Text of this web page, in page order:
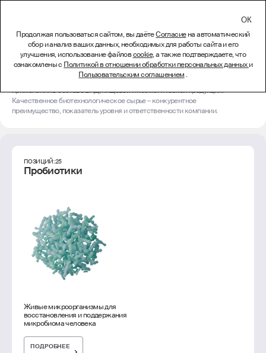
Сырьё
Биотехнологические субстанции производятся с использованием легко
возобновляемых ресурсов и эффективны в малых дозировках при
применении в составе БАД, пищевой и косметической продукции.
Качественное биотехнологическое сырье – конкурентное
преимущество, показатель уровня и ответственности компании.
ПОЗИЦИЙ: 25
Пробиотики
Живые микроорганизмы для
восстановления и поддержания
микробиома человека
ПОДРОБНЕЕ
Продолжая пользоваться сайтом, вы даётеСогласиена автоматический
сбор и анализ ваших данных, необходимых для работы сайта и его
улучшения, использование файловcookie, а также подтверждаете, что
ознакомлены с Политикой в отношении обработки персональных данныхи
Пользовательским соглашением.